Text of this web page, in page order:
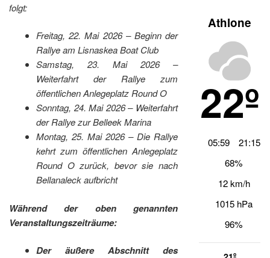
folgt:
Freitag, 22. Mai 2026 – Beginn der
Rallye am Lisnaskea Boat Club
Samstag, 23. Mai 2026 –
Weiterfahrt der Rallye zum
öffentlichen Anlegeplatz Round O
Sonntag, 24. Mai 2026 – Weiterfahrt
der Rallye zur Belleek Marina
Montag, 25. Mai 2026 – Die Rallye
kehrt zum öffentlichen Anlegeplatz
Round O zurück, bevor sie nach
Bellanaleck aufbricht
Während der oben genannten
Veranstaltungszeiträume:
Der äußere Abschnitt des
Athlone
22º
05:59
21:15
68%
12 km/h
1015 hPa
96%